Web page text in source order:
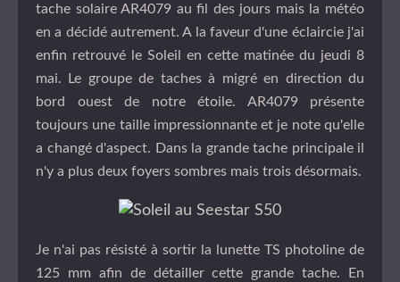
tache solaire AR4079 au fil des jours mais la météo
en a décidé autrement. A la faveur d'une éclaircie j'ai
enfin retrouvé le Soleil en cette matinée du jeudi 8
mai. Le groupe de taches à migré en direction du
bord ouest de notre étoile. AR4079 présente
toujours une taille impressionnante et je note qu'elle
a changé d'aspect. Dans la grande tache principale il
n'y a plus deux foyers sombres mais trois désormais.
Je n'ai pas résisté à sortir la lunette TS photoline de
125 mm afin de détailler cette grande tache. En